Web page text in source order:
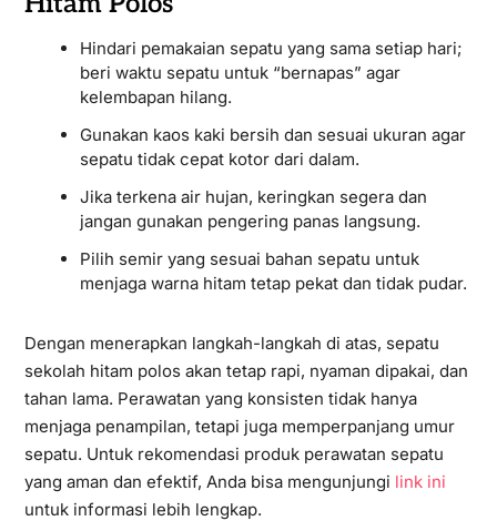
Hindari pemakaian sepatu yang sama setiap hari;
beri waktu sepatu untuk “bernapas” agar
kelembapan hilang.
Gunakan kaos kaki bersih dan sesuai ukuran agar
sepatu tidak cepat kotor dari dalam.
Jika terkena air hujan, keringkan segera dan
jangan gunakan pengering panas langsung.
Pilih semir yang sesuai bahan sepatu untuk
menjaga warna hitam tetap pekat dan tidak pudar.
Dengan menerapkan langkah-langkah di atas, sepatu
sekolah hitam polos akan tetap rapi, nyaman dipakai, dan
tahan lama. Perawatan yang konsisten tidak hanya
menjaga penampilan, tetapi juga memperpanjang umur
sepatu. Untuk rekomendasi produk perawatan sepatu
yang aman dan efektif, Anda bisa mengunjungi link ini
untuk informasi lebih lengkap.